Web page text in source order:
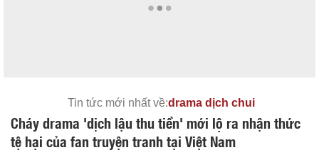
Tin tức mới nhất về:drama dịch chui
Cháy drama 'dịch lậu thu tiền' mới lộ ra nhận thức
tệ hại của fan truyện tranh tại Việt Nam